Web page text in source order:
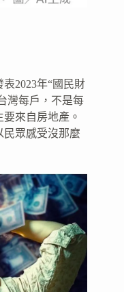
2023年“國民財
灣每戶，不是每
來自房地產。
民眾感受沒那麼